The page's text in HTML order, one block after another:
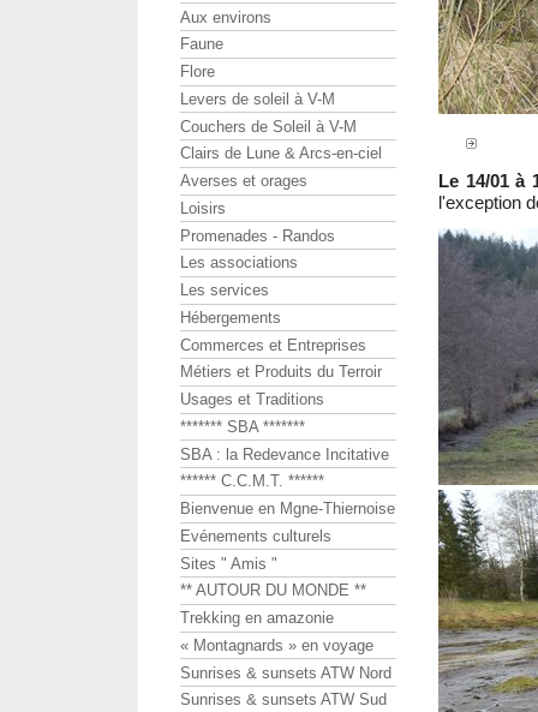
Le 14/01 à
l'exception
Aux environs
Faune
Flore
Levers de soleil à V-M
Couchers de Soleil à V-M
Clairs de Lune & Arcs-en-ciel
Averses et orages
Loisirs
Promenades - Randos
Les associations
Les services
Hébergements
Commerces et Entreprises
Métiers et Produits du Terroir
Usages et Traditions
******* SBA *******
SBA : la Redevance Incitative
****** C.C.M.T. ******
Bienvenue en Mgne-Thiernoise
Evénements culturels
Sites " Amis "
** AUTOUR DU MONDE **
Trekking en amazonie
« Montagnards » en voyage
Sunrises & sunsets ATW Nord
Sunrises & sunsets ATW Sud